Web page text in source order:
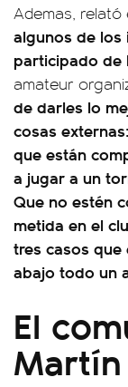
Ademas,
algunos de los
participado de
amateur
de darles lo
cosas
que están
a jugar a un
Que no estén
metida en el
tres casos que
abajo todo un
El